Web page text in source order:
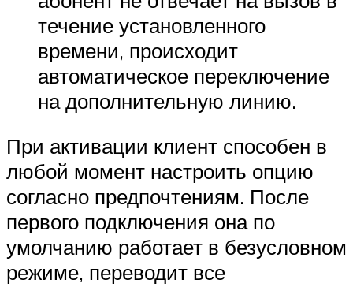
течение установленного
времени, происходит
автоматическое переключение
на дополнительную линию.
При активации клиент способен в
любой момент настроить опцию
согласно предпочтениям. После
первого подключения она по
умолчанию работает в безусловном
режиме, переводит все